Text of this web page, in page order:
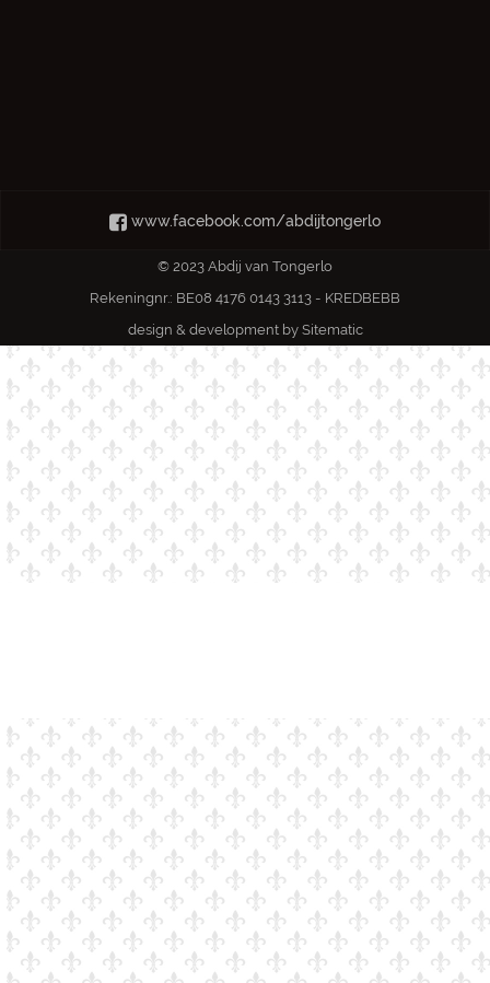
www.facebook.com/abdijtongerlo
© 2023 Abdij van Tongerlo
Rekeningnr.: BE08 4176 0143 3113 - KREDBEBB
design & development by Sitematic